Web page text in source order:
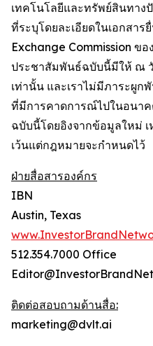
เทคโนโลยีและทรัพย์สินทาง
ที่ระบุโดยละเอียดในเอกสาร
Exchange Commission ขอ
ประชาสัมพันธ์ฉบับนี้มีให้ ณ
เท่านั้น และเราไม่มีภาระผูก
ที่มีการคาดการณ์ไปในอนา
ฉบับนี้โดยอิงจากข้อมูลใหม่
เว้นแต่กฎหมายจะกำหนดไว้
ฝ่ายสื่อสารองค์กร
IBN
Austin, Texas
512.354.7000 Office
ติดต่อสอบถามด้านสื่อ:
marketing@dvlt.ai